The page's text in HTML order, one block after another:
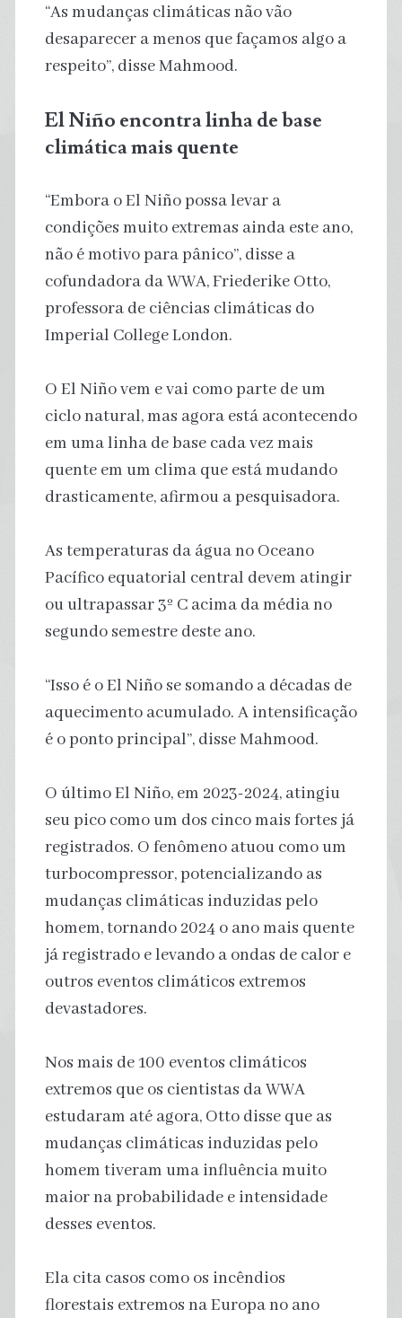
“As mudanças climáticas não vão
desaparecer a menos que façamos algo a
respeito”, disse Mahmood.
El Niño encontra linha de base
climática mais quente
“Embora o El Niño possa levar a
condições muito extremas ainda este ano,
não é motivo para pânico”, disse a
cofundadora da WWA, Friederike Otto,
professora de ciências climáticas do
Imperial College London.
O El Niño vem e vai como parte de um
ciclo natural, mas agora está acontecendo
em uma linha de base cada vez mais
quente em um clima que está mudando
drasticamente, afirmou a pesquisadora.
As temperaturas da água no Oceano
Pacífico equatorial central devem atingir
ou ultrapassar 3º C acima da média no
segundo semestre deste ano.
“Isso é o El Niño se somando a décadas de
aquecimento acumulado. A intensificação
é o ponto principal”, disse Mahmood.
O último El Niño, em 2023-2024, atingiu
seu pico como um dos cinco mais fortes já
registrados. O fenômeno atuou como um
turbocompressor, potencializando as
mudanças climáticas induzidas pelo
homem, tornando 2024 o ano mais quente
já registrado e levando a ondas de calor e
outros eventos climáticos extremos
devastadores.
Nos mais de 100 eventos climáticos
extremos que os cientistas da WWA
estudaram até agora, Otto disse que as
mudanças climáticas induzidas pelo
homem tiveram uma influência muito
maior na probabilidade e intensidade
desses eventos.
Ela cita casos como os incêndios
florestais extremos na Europa no ano